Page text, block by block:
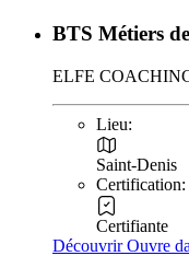
BTS Métiers
ELFE
Lieu:
Saint-Denis
Certification:
Certifiante
DécouvrirOuvre